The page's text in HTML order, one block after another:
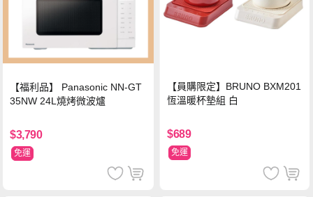
【福利品】 Panasonic NN-GT
35NW 24L燒烤微波爐
$3,790
免運
【員購限定】BRUNO BXM201
恆溫暖杯墊組 白
$689
免運